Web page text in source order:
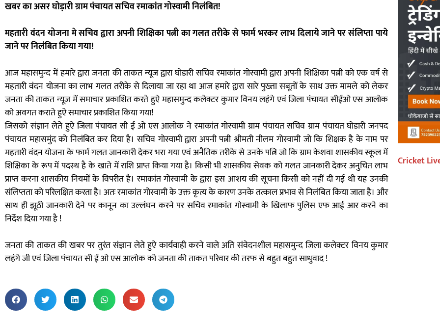
खबर का असर घोड़ारी ग्राम पंचायत सचिव रमाकांत गोस्वामी निलंबित!
महतारी वंदन योजना मे सचिव द्वारा अपनी शिक्षिका पत्नी का गलत तरीके से फार्म भरकर लाभ दिलाये जाने पर संलिप्ता पाये
जाने पर निलंबित किया गया!
आज महासमुन्द में हमारे द्वारा जनता की ताकत न्यूज द्वारा घोडारी सचिव रमाकांत गोस्वामी द्वारा अपनी शिक्षिका पत्नी को एक वर्ष से
महतारी वंदन योजना का लाभ गलत तरीके से दिलाया जा रहा था आज हमारे द्वारा सारे पुख्ता सबूतों के साथ उक्त मामले को लेकर
जनता की ताकत न्यूज में समाचार प्रकाशित करते हुऐ महासमुन्द कलेक्टर कुमार विनय लहंगे एवं जिला पंचायत सीईओ एस आलोक
को अवगत कराते हुऐ समाचार प्रकाशित किया गया!
जिसको संज्ञान लेते हुऐ जिला पंचायत सी ई ओ एस आलोक ने रमाकांत गोस्वामी ग्राम पंचायत सचिव ग्राम पंचायत घोडारी जनपद
पंचायत महासमुंद को निलंबित कर दिया है। सचिव गोस्वामी द्वारा अपनी पत्नी श्रीमती नीलम गोस्वामी जो कि शिक्षक है के नाम पर
महतारी वंदन योजना के फार्म गलत जानकारी देकर भरा गया एवं अनैतिक तरीके से उनके पत्नि जो कि ग्राम केशवा शासकीय स्कूल में
शिक्षिका के रूप में पदस्थ है के खाते में राशि प्राप्त किया गया है। किसी भी शासकीय सेवक को गलत जानकारी देकर अनुचित लाभ
प्राप्त करना शासकीय नियमों के विपरीत है। रमाकांत गोस्वामी के द्वारा इस आशय की सूचना किसी को नहीं दी गई थी यह उनकी
संलिप्तता को परिलक्षित करता है। अतः रमाकांत गोस्वामी के उक्त कृत्य के कारण उनके तत्काल प्रभाव से निलंबित किया जाता है। और
साथ ही झूठी जानकारी देने पर कानून का उल्लंघन करने पर सचिव रमाकांत गोस्वामी के खिलाफ पुलिस एफ आई आर करने का
निर्देश दिया गया है !
जनता की ताकत की खबर पर तुरंत संज्ञान लेते हुऐ कार्यवाही करने वाले अति संवेदनशील महासमुन्द जिला कलेक्टर विनय कुमार
लहंगे जी एवं जिला पंचायत सी ई ओ एस आलोक को जनता की ताकत परिवार की तरफ से बहुत बहुत साधुवाद !
Cricket